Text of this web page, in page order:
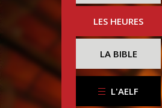
LES HEURES
LA BIBLE
L'AELF